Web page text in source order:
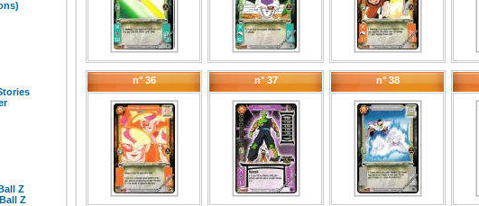
Z
Z
n° 36 n° 37 n° 38